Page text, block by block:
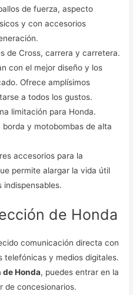
de fuerza, aspecto
y con accesorios
de Cross, carrera y carretera.
con el mejor diseño y los
Ofrece amplísimos
a todos los gustos.
limitación para Honda.
y motobombas de alta
accesorios para la
permite alargar la vida útil
indispensables.
de Honda
comunicación directa con
telefónicas y medios digitales.
Honda, puedes entrar en la
de concesionarios.